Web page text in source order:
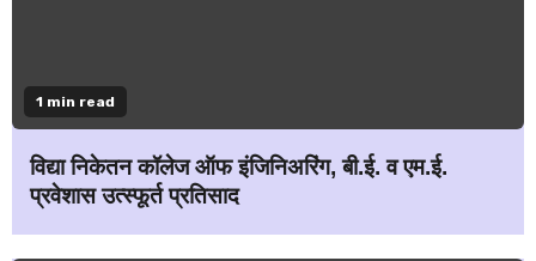
1 min read
विद्या निकेतन कॉलेज ऑफ इंजिनिअरिंग, बी.ई. व एम.ई.
प्रवेशास उत्स्फूर्त प्रतिसाद